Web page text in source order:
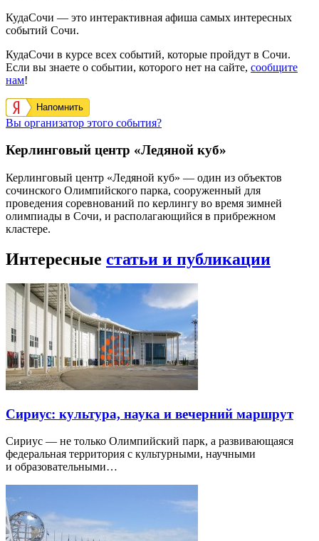
КудаСочи — это интерактивная афиша самых интересных
событий Сочи.
КудаСочи в курсе всех событий, которые пройдут в Сочи.
Если вы знаете о событии, которого нет на сайте, сообщите
нам!
Напомнить
Вы организатор этого события?
Керлинговый центр «Ледяной куб»
Керлинговый центр «Ледяной куб» — один из объектов
сочинского Олимпийского парка, сооруженный для
проведения соревнований по керлингу во время зимней
олимпиады в Сочи, и располагающийся в прибрежном
кластере.
Интересные статьи и публикации
Сириус: культура, наука и вечерний маршрут
Сириус — не только Олимпийский парк, а развивающаяся
федеральная территория с культурными, научными
и образовательными…